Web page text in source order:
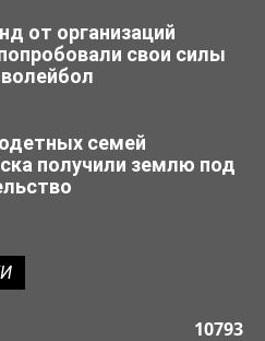
от организаций
свои силы
волейбол
семей
получили землю под
10793